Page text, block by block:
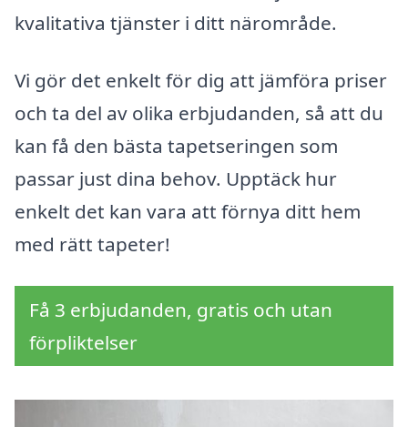
kvalitativa tjänster i ditt närområde.
Vi gör det enkelt för dig att jämföra priser
och ta del av olika erbjudanden, så att du
kan få den bästa tapetseringen som
passar just dina behov. Upptäck hur
enkelt det kan vara att förnya ditt hem
med rätt tapeter!
Få 3 erbjudanden, gratis och utan
förpliktelser